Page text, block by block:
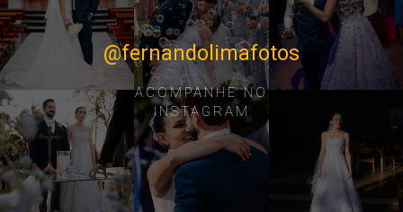
@fernandolimafotos
ACOMPANHE NO
INSTAGRAM